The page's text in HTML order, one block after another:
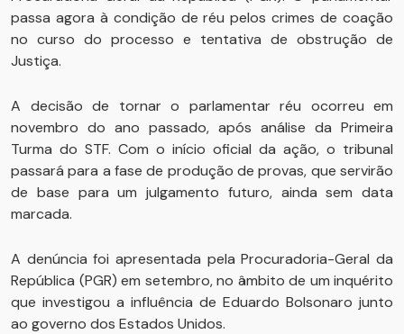
passa agora à condição de réu pelos crimes de coação
no curso do processo e tentativa de obstrução de
Justiça.
A decisão de tornar o parlamentar réu ocorreu em
novembro do ano passado, após análise da Primeira
Turma do STF. Com o início oficial da ação, o tribunal
passará para a fase de produção de provas, que servirão
de base para um julgamento futuro, ainda sem data
marcada.
A denúncia foi apresentada pela Procuradoria-Geral da
República (PGR) em setembro, no âmbito de um inquérito
que investigou a influência de Eduardo Bolsonaro junto
ao governo dos Estados Unidos.